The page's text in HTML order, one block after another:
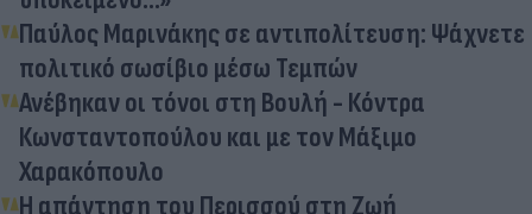
Παύλος Μαρινάκης σε αντιπολίτευση: Ψάχνετε
πολιτικό σωσίβιο μέσω Τεμπών
Ανέβηκαν οι τόνοι στη Βουλή - Κόντρα
Κωνσταντοπούλου και με τον Μάξιμο
Χαρακόπουλο
Η απάντηση του Περισσού στη Ζωή